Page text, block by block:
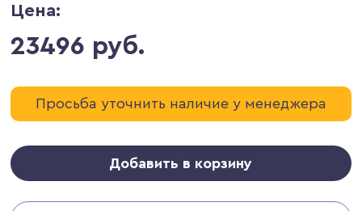
Цена:
23496 руб.
Просьба уточнить наличие у менеджера
Добавить в корзину